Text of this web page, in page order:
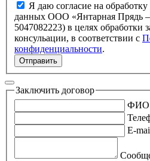
Я даю согласие на
данных ООО «Янтарная Прядь
5047082223) в целях обработки запроса и полченя
консульации, в соответствии с
конфиденциальности.
Отправить
Заключить договор
ФИО
E-